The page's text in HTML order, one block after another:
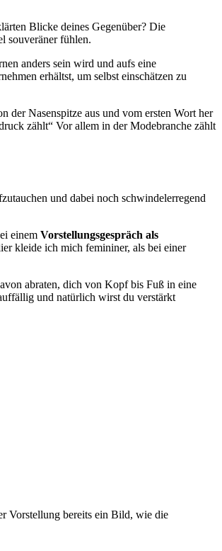
Blicke deines Gegenüber? Die
souveräner fühlen.
anders sein wird und aufs eine
erhältst, um selbst einschätzen zu
der Nasenspitze aus und vom ersten Wort her
zählt“ Vor allem in der Modebranche zählt
und dabei noch schwindelerregend
einem Vorstellungsgespräch als
kleide ich mich femininer, als bei einer
abraten, dich von Kopf bis Fuß in eine
und natürlich wirst du verstärkt
Vorstellung bereits ein Bild, wie die